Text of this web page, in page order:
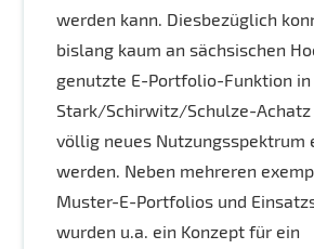
werden kann. Diesbezüglich
bislang kaum an sächsischen
genutzte E-Portfolio-Funktion in
Stark/Schirwitz/Schulze-Achatz
völlig neues Nutzungsspektrum
werden. Neben mehreren
Muster-E-Portfolios und
wurden u.a. ein Konzept für ein